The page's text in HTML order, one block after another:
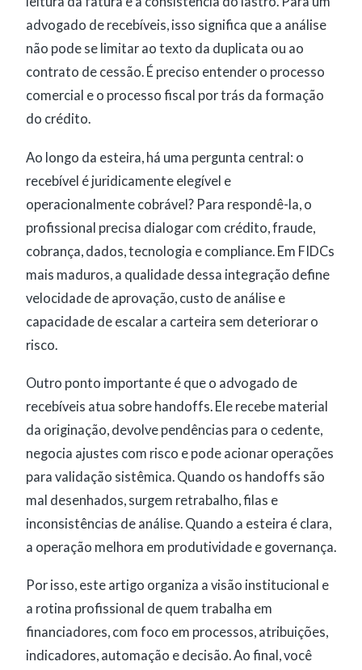
advogado de recebíveis, isso significa que a análise
não pode se limitar ao texto da duplicata ou ao
contrato de cessão. É preciso entender o processo
comercial e o processo fiscal por trás da formação
do crédito.
Ao longo da esteira, há uma pergunta central: o
recebível é juridicamente elegível e
operacionalmente cobrável? Para respondê-la, o
profissional precisa dialogar com crédito, fraude,
cobrança, dados, tecnologia e compliance. Em FIDCs
mais maduros, a qualidade dessa integração define
velocidade de aprovação, custo de análise e
capacidade de escalar a carteira sem deteriorar o
risco.
Outro ponto importante é que o advogado de
recebíveis atua sobre handoffs. Ele recebe material
da originação, devolve pendências para o cedente,
negocia ajustes com risco e pode acionar operações
para validação sistêmica. Quando os handoffs são
mal desenhados, surgem retrabalho, filas e
inconsistências de análise. Quando a esteira é clara,
a operação melhora em produtividade e governança.
Por isso, este artigo organiza a visão institucional e
a rotina profissional de quem trabalha em
financiadores, com foco em processos, atribuições,
indicadores, automação e decisão. Ao final, você